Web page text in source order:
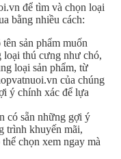
để tìm và chọn loại
bằng nhiều cách:
sản phẩm muốn
loại thú cưng như chó,
loại sản phẩm, từ
của chúng
ý chính xác để lựa
có sẵn những gợi ý
trình khuyến mãi,
chọn xem ngay mà